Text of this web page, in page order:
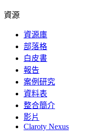
資源
資源庫
部落格
白皮書
報告
案例研究
資料表
整合簡介
影片
Claroty Nexus